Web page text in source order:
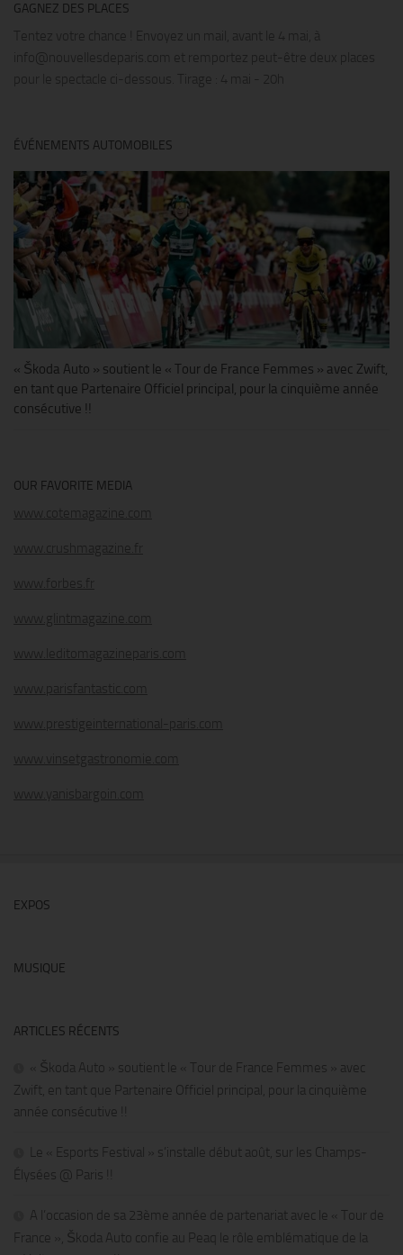
GAGNEZ DES PLACES
Tentez votre chance ! Envoyez un mail, avant le 4 mai, à
info@nouvellesdeparis.com et remportez peut-être deux places
pour le spectacle ci-dessous. Tirage : 4 mai - 20h
ÉVÉNEMENTS AUTOMOBILES
« Škoda Auto » soutient le « Tour de France Femmes » avec Zwift,
en tant que Partenaire Officiel principal, pour la cinquième année
consécutive !!
OUR FAVORITE MEDIA
www.cotemagazine.com
www.crushmagazine.fr
www.forbes.fr
www.glintmagazine.com
www.leditomagazineparis.com
www.parisfantastic.com
www.prestigeinternational-paris.com
www.vinsetgastronomie.com
www.yanisbargoin.com
EXPOS
MUSIQUE
ARTICLES RÉCENTS
« Škoda Auto » soutient le « Tour de France Femmes » avec
Zwift, en tant que Partenaire Officiel principal, pour la cinquième
année consécutive !!
Le « Esports Festival » s’installe début août, sur les Champs-
Élysées @ Paris !!
A l’occasion de sa 23ème année de partenariat avec le « Tour de
France », Škoda Auto confie au Peaq le rôle emblématique de la